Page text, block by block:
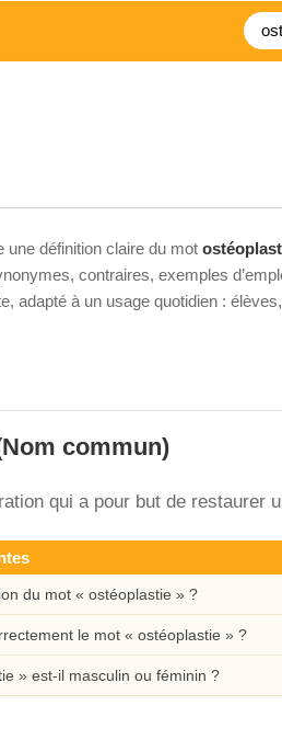
une définition claire du mot
contraires, exemples
adapté à un usage quotidien :
commun)
qui a pour but de restaurer
du mot « ostéoplastie » ?
le mot « ostéoplastie » ?
» est-il masculin ou féminin ?